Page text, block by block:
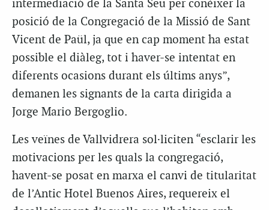
intermediació de la Santa Seu per conèixer la
posició de la Congregació de la Missió de Sant
Vicent de Paül, ja que en cap moment ha estat
possible el diàleg, tot i haver-se intentat en
diferents ocasions durant els últims anys”,
demanen les signants de la carta dirigida a
Jorge Mario Bergoglio.
Les veïnes de Vallvidrera sol·liciten “esclarir les
motivacions per les quals la congregació,
havent-se posat en marxa el canvi de titularitat
de l’Antic Hotel Buenos Aires, requereix el